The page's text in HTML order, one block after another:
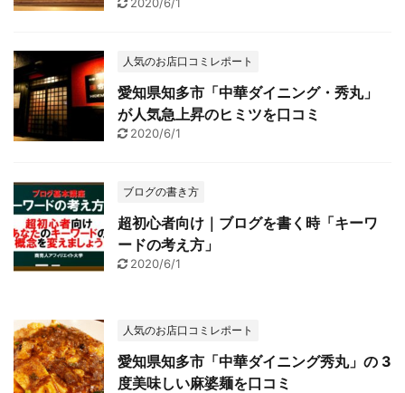
人気のお店口コミレポート
愛知県知多市「中華ダイニング・秀丸」
が人気急上昇のヒミツを口コミ
2020/6/1
ブログの書き方
超初心者向け｜ブログを書く時「キーワ
ードの考え方」
2020/6/1
人気のお店口コミレポート
愛知県知多市「中華ダイニング秀丸」の 3
度美味しい麻婆麺を口コミ